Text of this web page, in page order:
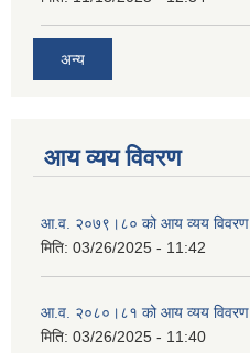
अन्य
आय व्यय विवरण
आ.व. २०७९।८० को आय व्यय विवरण
मिति: 03/26/2025 - 11:42
आ.व. २०८०।८१ को आय व्यय विवरण
मिति: 03/26/2025 - 11:40